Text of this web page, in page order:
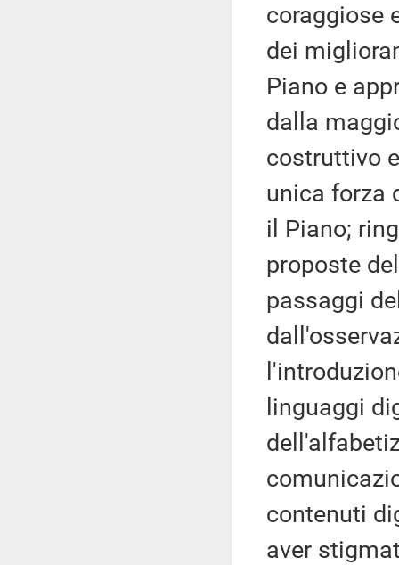
coraggiose
dei
Piano e
dalla
costruttivo
unica forza
il Piano;
proposte
passaggi
linguaggi
contenuti
aver